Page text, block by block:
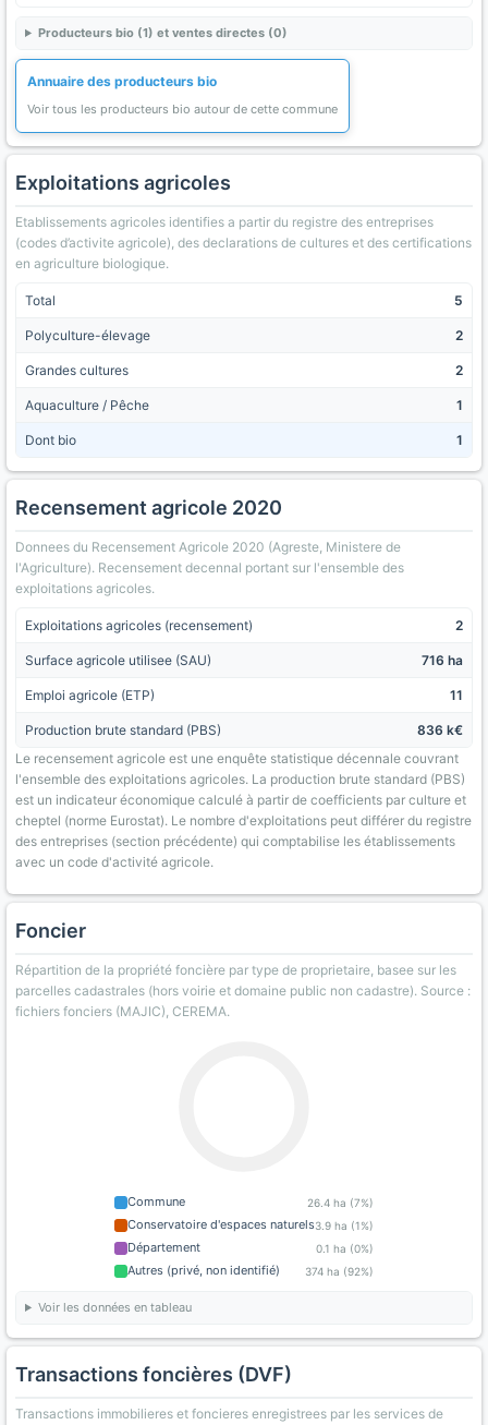
Producteurs bio (1) et ventes directes (0)
Annuaire des producteurs bio
Voir tous les producteurs bio autour de cette commune
Exploitations agricoles
Etablissements agricoles identifies a partir du registre des entreprises
(codes d’activite agricole), des declarations de cultures et des certifications
en agriculture biologique.
Total 5
Polyculture-élevage 2
Grandes cultures 2
Aquaculture / Pêche 1
Dont bio 1
Recensement agricole 2020
Donnees du Recensement Agricole 2020 (Agreste, Ministere de
l'Agriculture). Recensement decennal portant sur l'ensemble des
exploitations agricoles.
Exploitations agricoles (recensement) 2
Surface agricole utilisee (SAU) 716 ha
Emploi agricole (ETP) 11
Production brute standard (PBS)
836 k€
Le recensement agricole est une enquête statistique décennale couvrant
l'ensemble des exploitations agricoles. La production brute standard (PBS)
est un indicateur économique calculé à partir de coefficients par culture et
cheptel (norme Eurostat). Le nombre d'exploitations peut différer du registre
des entreprises (section précédente) qui comptabilise les établissements
avec un code d'activité agricole.
Foncier
Répartition de la propriété foncière par type de proprietaire, basee sur les
parcelles cadastrales (hors voirie et domaine public non cadastre). Source :
fichiers fonciers (MAJIC), CEREMA.
Commune 26.4 ha (7%)
Conservatoire d'espaces naturels3.9 ha (1%)
Département 0.1 ha (0%)
Autres (privé, non identifié) 374 ha (92%)
Voir les données en tableau
Transactions foncières (DVF)
Transactions immobilieres et foncieres enregistrees par les services de